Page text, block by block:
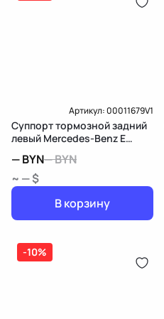
Артикул:00011679V1
Суппорт тормозной задний
левый Mercedes-Benz E
—BYN—BYN
~ — $
В корзину
-10%